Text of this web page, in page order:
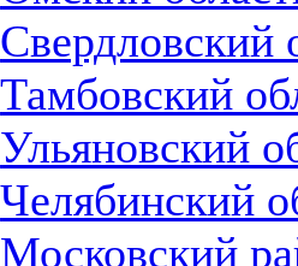
Свердловский
Тамбовский
Ульяновский
Челябинский
Московский